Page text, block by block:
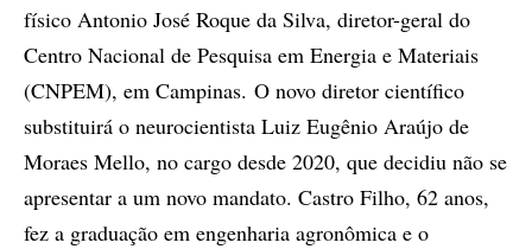
físico Antonio José Roque da Silva, diretor-geral do
Centro Nacional de Pesquisa em Energia e Materiais
(CNPEM), em Campinas. O novo diretor científico
substituirá o neurocientista Luiz Eugênio Araújo de
Moraes Mello, no cargo desde 2020, que decidiu não se
apresentar a um novo mandato. Castro Filho, 62 anos,
fez a graduação em engenharia agronômica e o